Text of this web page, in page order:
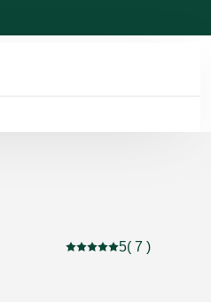
Puntuación: 5 / 5
5( 7 )